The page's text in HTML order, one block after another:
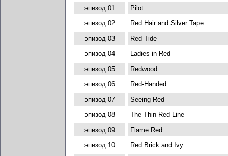
эпизод 01
Pilot
эпизод 02
Red Hair and Silver Tape
эпизод 03
Red Tide
эпизод 04
Ladies in Red
эпизод 05
Redwood
эпизод 06
Red-Handed
эпизод 07
Seeing Red
эпизод 08
The Thin Red Line
эпизод 09
Flame Red
эпизод 10
Red Brick and Ivy